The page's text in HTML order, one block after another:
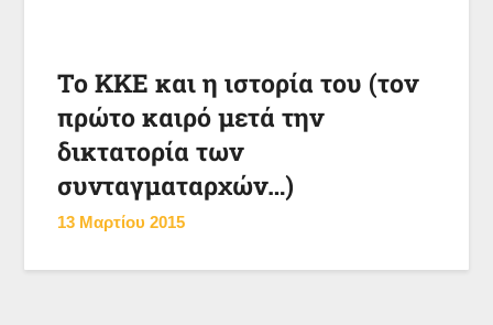
Το ΚΚΕ και η ιστορία του (τον
πρώτο καιρό μετά την
δικτατορία των
συνταγματαρχών…)
13 Μαρτίου 2015